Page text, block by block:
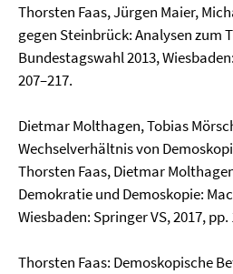
Thorsten Faas, Jürgen Maier,
gegen Steinbrück: Analysen zum
Bundestagswahl 2013,
207–217.
Dietmar Molthagen, Tobias
Wechselverhältnis von
Thorsten Faas, Dietmar
Demokratie und Demoskopie:
Wiesbaden: Springer VS, 2017, pp.
Thorsten Faas: Demoskopische